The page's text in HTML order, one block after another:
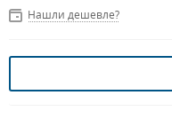
Нашли дешевле?